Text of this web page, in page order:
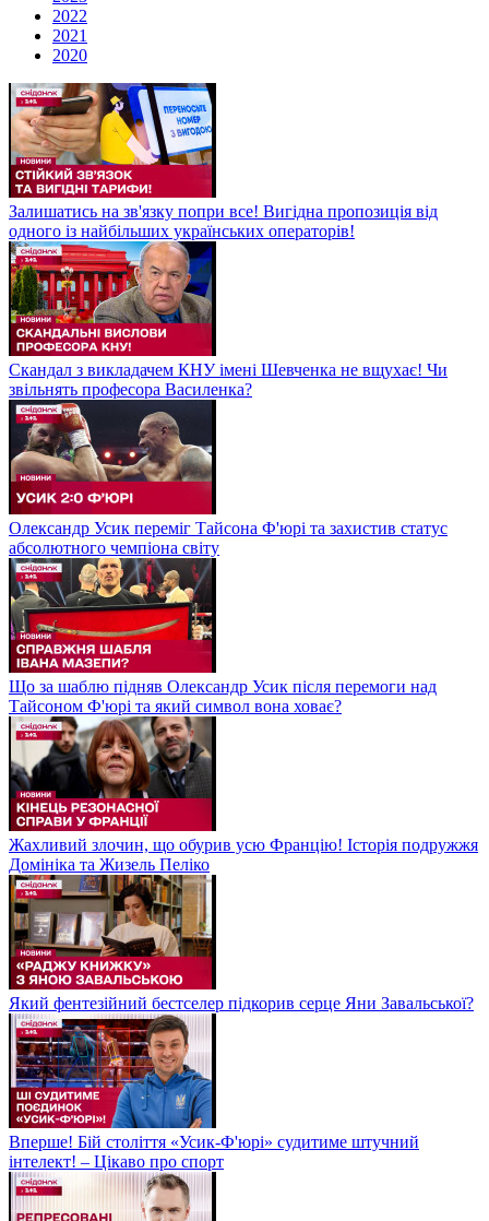
2022
2021
2020
Залишатись на зв'язку попри все! Вигідна пропозиція від
одного із найбільших українських операторів!
Скандал з викладачем КНУ імені Шевченка не вщухає! Чи
звільнять професора Василенка?
Олександр Усик переміг Тайсона Ф'юрі та захистив статус
абсолютного чемпіона світу
Що за шаблю підняв Олександр Усик після перемоги над
Тайсоном Ф'юрі та який символ вона ховає?
Жахливий злочин, що обурив усю Францію! Історія подружжя
Домініка та Жизель Пеліко
Який фентезійний бестселер підкорив серце Яни Завальської?
Вперше! Бій століття «Усик-Ф'юрі» судитиме штучний
інтелект! – Цікаво про спорт